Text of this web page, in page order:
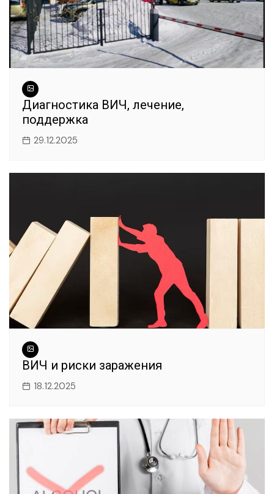
Диагностика ВИЧ, лечение,
поддержка
29.12.2025
ВИЧ и риски заражения
18.12.2025